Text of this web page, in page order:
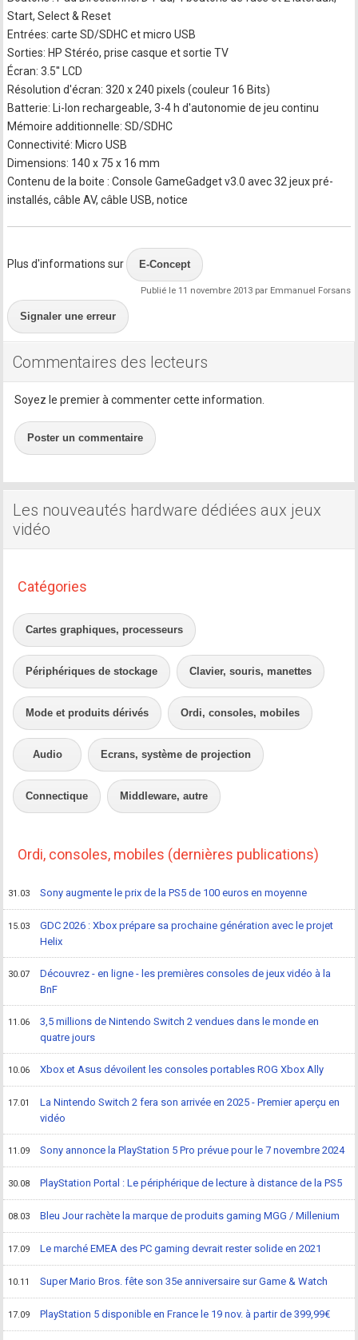
Start, Select & Reset
Entrées: carte SD/SDHC et micro USB
Sorties: HP Stéréo, prise casque et sortie TV
Écran: 3.5'' LCD
Résolution d'écran: 320 x 240 pixels (couleur 16 Bits)
Batterie: Li-Ion rechargeable, 3-4 h d'autonomie de jeu continu
Mémoire additionnelle: SD/SDHC
Connectivité: Micro USB
Dimensions: 140 x 75 x 16 mm
Contenu de la boite : Console GameGadget v3.0 avec 32 jeux pré-
installés, câble AV, câble USB, notice
Plus d'informations sur E-Concept
Publié le 11 novembre 2013 par Emmanuel Forsans
Signaler une erreur
Commentaires des lecteurs
Soyez le premier à commenter cette information.
Poster un commentaire
Les nouveautés hardware dédiées aux jeux
vidéo
Catégories
Cartes graphiques, processeurs
Périphériques de stockage Clavier, souris, manettes
Mode et produits dérivés Ordi, consoles, mobiles
Audio Ecrans, système de projection
Connectique Middleware, autre
Ordi, consoles, mobiles (dernières publications)
31.03 Sony augmente le prix de la PS5 de 100 euros en moyenne
15.03
GDC 2026 : Xbox prépare sa prochaine génération avec le projet
Helix
30.07
Découvrez - en ligne - les premières consoles de jeux vidéo à la
BnF
11.06
3,5 millions de Nintendo Switch 2 vendues dans le monde en
quatre jours
10.06 Xbox et Asus dévoilent les consoles portables ROG Xbox Ally
17.01
La Nintendo Switch 2 fera son arrivée en 2025 - Premier aperçu en
vidéo
11.09 Sony annonce la PlayStation 5 Pro prévue pour le 7 novembre 2024
30.08 PlayStation Portal : Le périphérique de lecture à distance de la PS5
08.03 Bleu Jour rachète la marque de produits gaming MGG / Millenium
17.09 Le marché EMEA des PC gaming devrait rester solide en 2021
10.11 Super Mario Bros. fête son 35e anniversaire sur Game & Watch
17.09 PlayStation 5 disponible en France le 19 nov. à partir de 399,99€